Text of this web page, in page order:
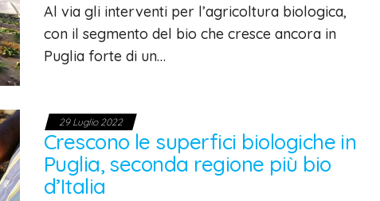
Al via gli interventi per l’agricoltura biologica,
con il segmento del bio che cresce ancora in
Puglia forte di un…
29 Luglio 2022
Crescono le superfici biologiche in
Puglia, seconda regione più bio
d’Italia